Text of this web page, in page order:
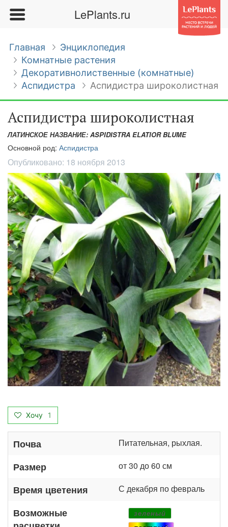
LePlants.ru
Главная
Энциклопедия
Комнатные растения
Декоративнолиственные (комнатные)
Аспидистра
Аспидистра широколистная
Аспидистра широколистная
ЛАТИНСКОЕ НАЗВАНИЕ: ASPIDISTRA ELATIOR BLUME
Основной род: Аспидистра
Опубликовано: 18 ноября 2013
Хочу 1
Почва Питательная, рыхлая.
Размер от 30 до 60 см
Время цветения С декабря по февраль
Возможные
зеленый